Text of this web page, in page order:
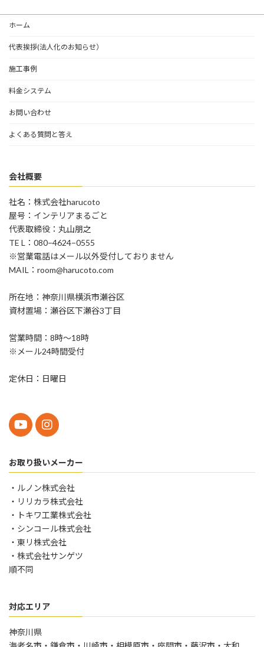
ホーム
代表挨拶(法人化のお知らせ）
施工事例
料金システム
お問い合わせ
よくある質問と答え
会社概要
社名：株式会社harucoto
屋号：インテリアまるごと
代表取締役：丸山朋之
TE L：080−4624−0555
※営業電話はメール以外受付しておりません
MAIL：room@harucoto.com
所在地：神奈川県横浜市瀬谷区
資材置場：瀬谷区下瀬谷3丁目
営業時間：8時〜18時
※メール24時間受付
定休日：日曜日
お取り扱いメーカー
・ルノン株式会社
・リリカラ株式会社
・トキワ工業株式会社
・シンコール株式会社
・東リ株式会社
・株式会社サンゲツ
順不同
対応エリア
神奈川県